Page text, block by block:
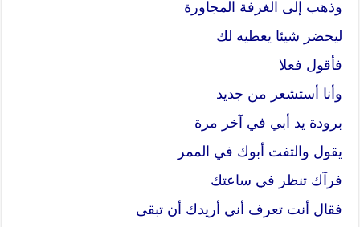
وذهب إلى الغرفة المجاورة
ليحضر شيئا يعطيه لك
فأقول فعلا
وأنا أستشعر من جديد
برودة يد أبي في آخر مرة
يقول والتفت أبوك في الممر
فرآك تنظر في ساعتك
فقال أنت تعرف أني أريدك أن تبقى